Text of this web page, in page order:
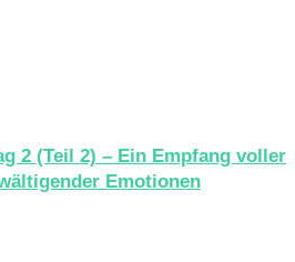
2 (Teil 2) – Ein Empfang voller
Emotionen